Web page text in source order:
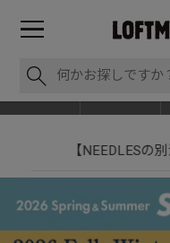
【NEEDLESの